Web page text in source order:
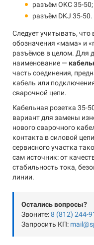
разъём OKC 35-50;
разъём DKJ 35-50.
Следует учитывать, что
обозначения «мама» и
разъёмов в целом. Для
наименование —
часть соединения,
кабель или
сварочной цепи.
Кабельная розетка 35-
вариант для замены
нового сварочного
контакта в силовой
сервисного участка
сам источник: от
стабильность тока,
линии.
Остались вопросы?
Звоните:8 (812) 244-
Запросить КП: